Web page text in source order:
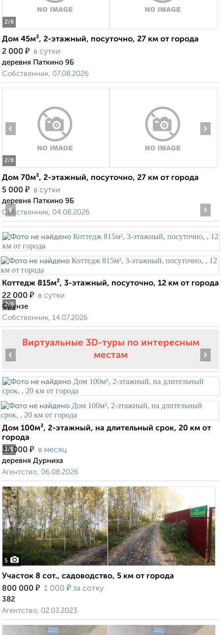
2/8
Дом 45м², 2-этажный, посуточно, 27 км от города
2 000 ₽ в сутки
деревня Паткино 9Б
Собственник, 07.08.2026
2/8
‹ ›
Дом 70м², 2-этажный, посуточно, 27 км от города
5 000 ₽ в сутки
деревня Паткино 9Б
Собственник, 04.08.2026
2/8
‹ ›
Коттедж 815м², 3-этажный, посуточно, 12 км от города
22 000 ₽ в сутки
Фрунзе
Собственник, 14.07.2026
Виртуальные 3D-туры по интересным
местам
2/8
‹ ›
Дом 100м², 2-этажный, на длительный срок, 20 км от
города
35 000 ₽ в месяц
деревня Дурниха
Агентство, 06.08.2026
5
Участок 8 сот., садоводство, 5 км от города
800 000 ₽ 1 000 ₽ за сотку
382
Агентство, 02.03.2023